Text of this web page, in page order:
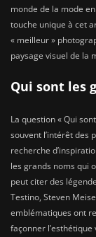
monde de la mode
touche unique à cet
« meilleur »
paysage visuel de la
Qui sont les
La question « Qui
souvent l’intérêt des
recherche
les grands noms qui
peut citer des
Testino, Steven
emblématiques ont
façonner